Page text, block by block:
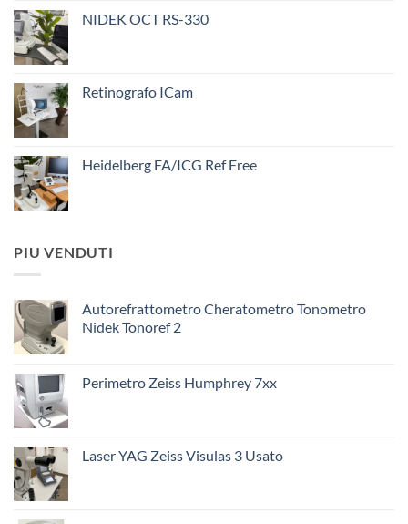
NIDEK OCT RS-330
Retinografo ICam
Heidelberg FA/ICG Ref Free
PIU VENDUTI
Autorefrattometro Cheratometro Tonometro
Nidek Tonoref 2
Perimetro Zeiss Humphrey 7xx
Laser YAG Zeiss Visulas 3 Usato